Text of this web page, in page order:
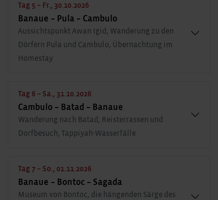
Tag 5 – Fr., 30.10.2026
Banaue – Pula – Cambulo
Aussichtspunkt Awan Igid, Wanderung zu den
Dörfern Pula und Cambulo, Übernachtung im
Homestay
Tag 6 – Sa., 31.10.2026
Cambulo – Batad – Banaue
Wanderung nach Batad, Reisterrassen und
Dorfbesuch, Tappiyah-Wasserfälle
Tag 7 – So., 01.11.2026
Banaue – Bontoc – Sagada
Museum von Bontoc, die hängenden Särge des